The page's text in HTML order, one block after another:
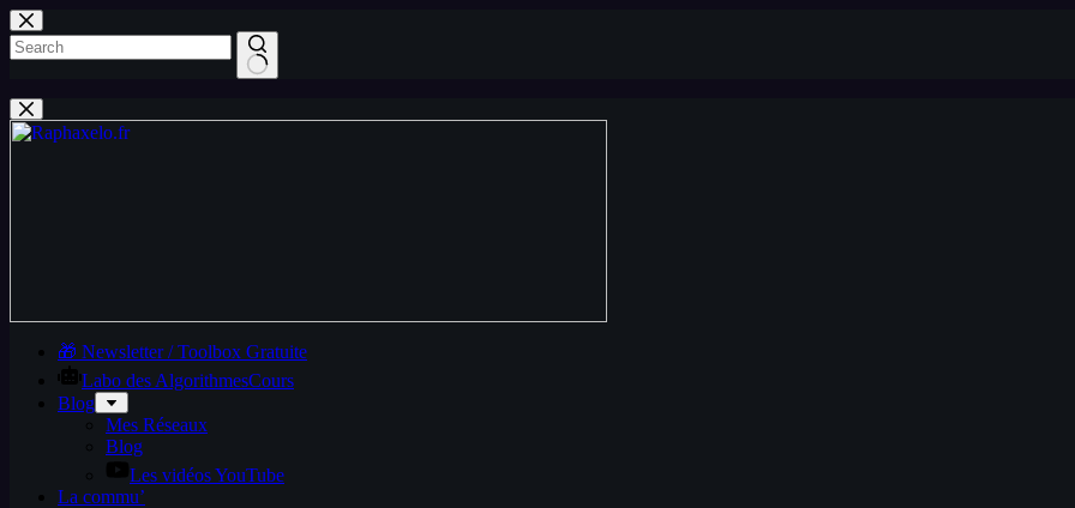
Passer
au
contenu
résultat
🎁 Newsletter / Toolbox Gratuite
Labo des AlgorithmesCours
Blog
Mes Réseaux
Blog
Les vidéos YouTube
La commu’